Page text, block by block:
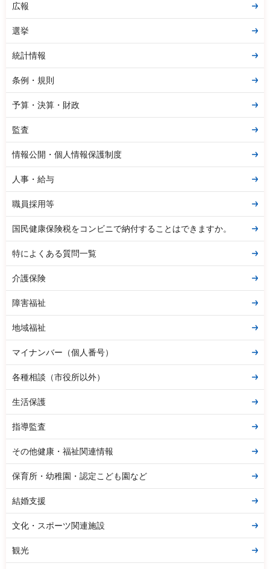
広報
選挙
統計情報
条例・規則
予算・決算・財政
監査
情報公開・個人情報保護制度
人事・給与
職員採用等
国民健康保険税をコンビニで納付することはできますか。
特によくある質問一覧
介護保険
障害福祉
地域福祉
マイナンバー（個人番号）
各種相談（市役所以外）
生活保護
指導監査
その他健康・福祉関連情報
保育所・幼稚園・認定こども園など
結婚支援
文化・スポーツ関連施設
観光